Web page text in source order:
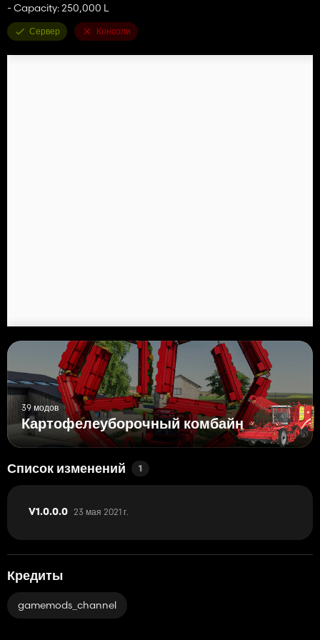
- Capacity: 250,000 L
Сервер Консоли
39 модов
Картофелеуборочный комбайн
Список изменений 1
V1.0.0.0 23 мая 2021 г.
Кредиты
gamemods_channel